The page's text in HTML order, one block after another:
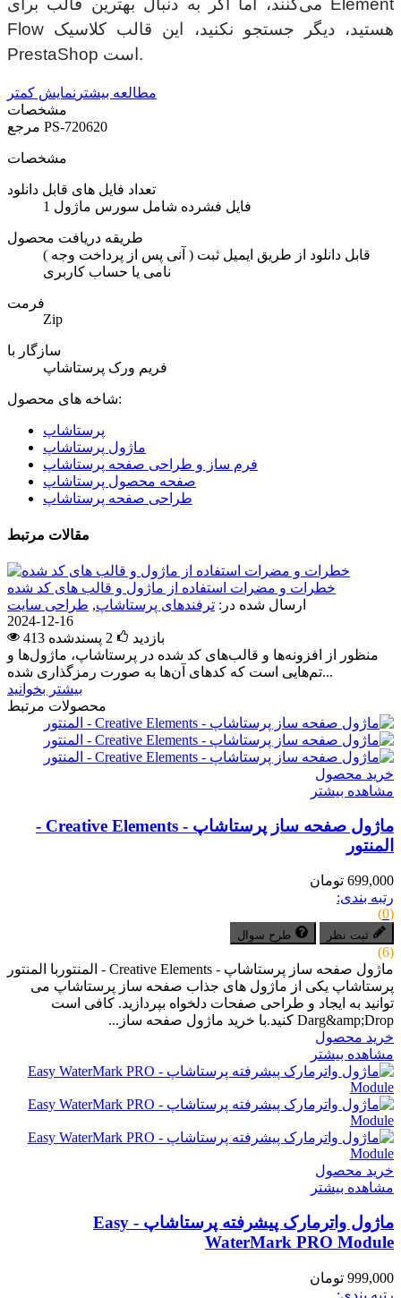
می‌کنند، اما اگر به دنبال بهترین قالب برای Element
Flow هستید، دیگر جستجو نکنید، این قالب کلاسیک
PrestaShop است.
مطالعه بیشتر نمایش کمتر
مشخصات
PS-720620
مشخصات
تعداد فایل های قابل دانلود
1 فایل فشرده شامل سورس ماژول
طریقه دریافت محصول
( آنی پس از پرداخت وجه ) قابل دانلود از طریق ایمیل ثبت
نامی یا حساب کاربری
فرمت
Zip
سازگار با
فریم ورک پرستاشاپ
شاخه های محصول:
پرستاشاپ
ماژول پرستاشاپ
فرم ساز و طراحی صفحه پرستاشاپ
صفحه محصول پرستاشاپ
طراحی صفحه پرستاشاپ
مقالات مرتبط
خطرات و مضرات استفاده از ماژول و قالب های کد شده
ارسال شده در: ترفندهای پرستاشاپ, طراحی سایت
2024-12-16
413 بازدید
2 پسندشده
منظور از افزونه‌ها و قالب‌های کد شده در پرستاشاپ، ماژول‌ها و
تم‌هایی است که کدهای آن‌ها به صورت رمزگذاری شده...
بیشتر بخوانید
محصولات مرتبط
خرید محصول
مشاهده بیشتر
ماژول صفحه ساز پرستاشاپ - Creative Elements -
المنتور
699,000 تومان
رتبه بندی:
(0)
ثبت نظر طرح سوال
(6)
ماژول صفحه ساز پرستاشاپ - Creative Elements - المنتوربا المنتور
پرستاشاپ یکی از ماژول های جذاب صفحه ساز پرستاشاپ می
توانید به ایجاد و طراحی صفحات دلخواه بپردازید. کافی است
Darg&amp;Drop کنید.با خرید ماژول صفحه ساز...
خرید محصول
مشاهده بیشتر
خرید محصول
مشاهده بیشتر
ماژول واترمارک پیشرفته پرستاشاپ - Easy
WaterMark PRO Module
999,000 تومان
رتبه بندی: